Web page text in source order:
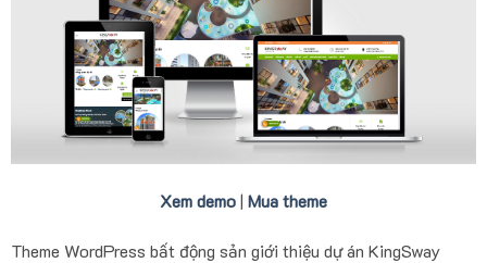
Xem demo| Mua theme
Theme WordPress bất động sản giới thiệu dự án KingSway